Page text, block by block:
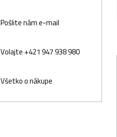
Pošlite nám e-mail
Volajte +421 947 938 980
Všetko o nákupe